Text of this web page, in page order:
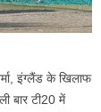
इंग्लैंड के खिलाफ
बार टी20 में